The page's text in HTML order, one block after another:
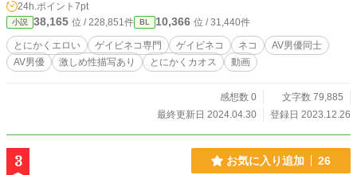
---------- ★作品を書こうと思ったきっかけ 枝浬菰の好きがつ
まった作品です、とりあえず妄想中の牧くんが可愛すぎて文
章にしちゃった、、、。 な、感じです。あと一度はこういう
の書いてみたかったというのもあります。 某サイトから引っ
越し中になります。 1日2話ずつ更新しています。 好きかも、
します。 ※文章の無断転載禁止。 ※性描写多く含みます
24h.ポイント 7pt
小説 38,165 位 / 228,851件 BL 10,366 位 / 31,440件
とにかくエロい ゲイビネコ専門 ゲイビネコ ネコ
AV男優同士
AV男優
激しめ性描写あり とにかくカオス 動画
感想数 0
文字数 79,885
最終更新日 2024.04.30
登録日 2023.12.26
3 お気に入り追加 26